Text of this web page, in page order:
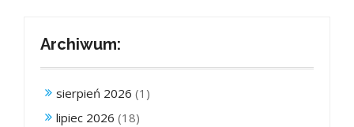
Archiwum:
sierpień 2026 (1)
lipiec 2026 (18)